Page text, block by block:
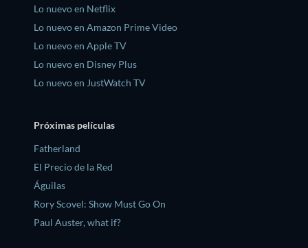
Lo nuevo en Netflix
Lo nuevo en Amazon Prime Video
Lo nuevo en Apple TV
Lo nuevo en Disney Plus
Lo nuevo en JustWatch TV
Próximas películas
Fatherland
El Precio de la Red
Águilas
Rory Scovel: Show Must Go On
Paul Auster, what if?